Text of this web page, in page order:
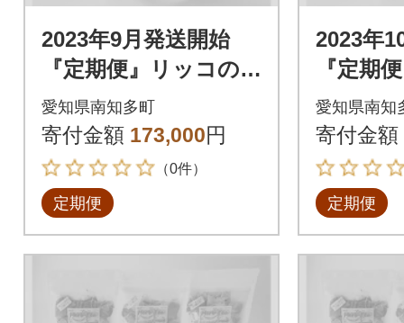
2023年9月発送開始
『定期便』リッコの
ハーブティー(おまか
せセット20個入り×3
袋)全12回
愛知県南知多町
寄付金額 173,000円
（0件）
定期便
2023年
『定期
ハーブ
せセッ
袋)全12
愛知県南知
寄付金額
定期便